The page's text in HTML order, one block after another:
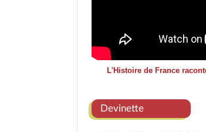
L'Histoire de France
Devinette